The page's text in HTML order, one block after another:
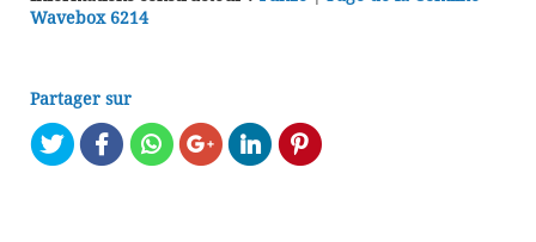
Wavebox 6214
Partager sur